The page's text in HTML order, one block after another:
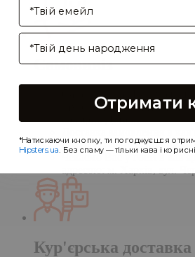
Самовивіз
Самовивіз дає Вам
замовлення на сайті, а
кав'ярні. Деталі:
протягом однієї доби
Чекаємо Вас у гості в
Кур'єрська
Birthday
Отримати
*Натискаючи кнопку, ти погоджуєшся
Hipsters.ua. Без спаму — тільки кава і